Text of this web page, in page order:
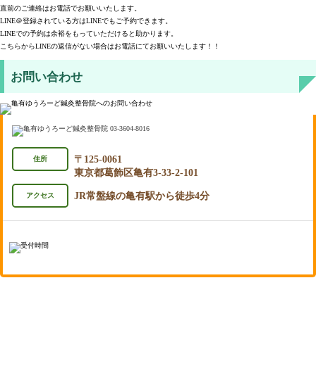
直前のご連絡はお電話でお願いいたします。
LINE＠登録されている方はLINEでもご予約できます。
LINEでの予約は余裕をもっていただけると助かります。
こちらからLINEの返信がない場合はお電話にてお願いいたします！！
お問い合わせ
住所
〒125-0061
東京都葛飾区亀有3-33-2-101
アクセス JR常盤線の亀有駅から徒歩4分